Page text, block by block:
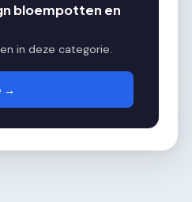
bloempotten en
in deze categorie.
→